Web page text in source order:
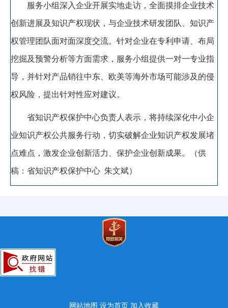
服务小组深入企业开展实地走访 ， 全面摸排企业技术
创新进展及知识产权现状， 与企业技术研发团队、知识产
权管理团队面对面深度交流。 针对企业在专利申请、布局
挖掘及预警分析等方面需求 ， 服务小组提供一对一专业指
导 ， 并针对产品销往中东、欧美等海外市场可能涉及的侵
权风险 ， 提出针对性应对建议。
省知识产权保护中心负责人表示 ， 将持续深化中小企
业知识产权公共服务行动 ， 切实破解企业知识产权发展堵
点难点，激发企业创新活力、保护企业创新成果。 （供
稿 ： 省知识产权保护中心 朱文斌）
网站地图 设为首页 加入收藏